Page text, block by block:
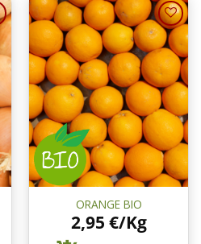
Ajouter
à une
liste de
courses
ORANGE BIO
2,95 €/Kg